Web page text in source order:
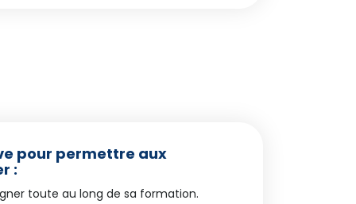
pour permettre aux
:
toute au long de sa formation.